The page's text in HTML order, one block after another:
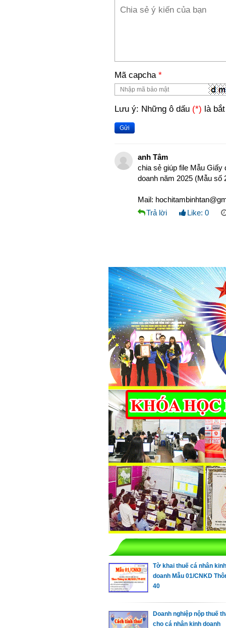
Mã capcha *
Lưu ý: Những ô dấu (*) là
Gửi
anh Tâm
chia sẻ giúp file Mẫu Giấy
doanh năm 2025 (Mẫu số
Mail:
Trả lời
Like: 0
Tờ khai thuế cá nhân kinh
doanh Mẫu 01/CNKD
40
Doanh nghiệp nộp thuế
cho cá nhân kinh doanh